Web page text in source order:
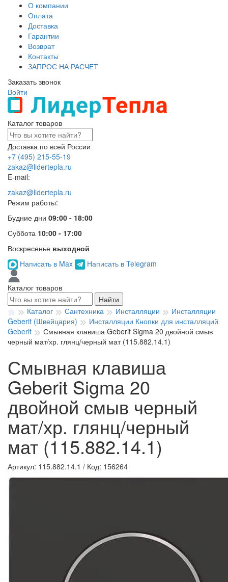
О компании
Оплата
Доставка
Гарантии
Возврат
Контакты
ЗАПРОС НА РАСЧЕТ
Заказать звонок
Войти
Каталог товаров
Доставка по всей России
+7 (495) 215-55-19
zakaz@lidertepla.ru
E-mail:
zakaz@lidertepla.ru
Режим работы:
Будние дни 09:00 - 18:00
Суббота 10:00 - 17:00
Воскресенье выходной
Написать в Max
Написать в Telegram
Каталог товаров
Найти
Каталог
Сантехника Инсталляции
Инсталляции
Geberit (Швейцария)
Инсталляции Кнопки для инсталляций
Geberit
Смывная клавиша Geberit Sigma 20 двойной смыв
черный мат/хр. глянц/черный мат (115.882.14.1)
Смывная клавиша
Geberit Sigma 20
двойной смыв черный
мат/хр. глянц/черный
мат (115.882.14.1)
Артикул: 115.882.14.1 / Код: 156264